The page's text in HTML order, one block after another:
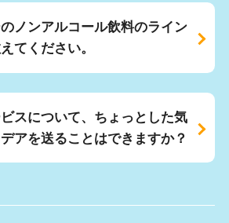
ノンアルコール飲料のライン
てください。
スについて、ちょっとした気
アを送ることはできますか？